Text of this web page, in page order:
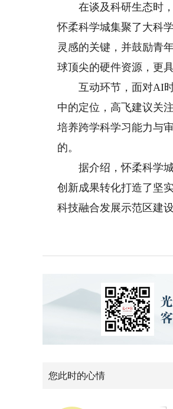
在谈及科研生态时，
怀柔科学城集聚了大科
灵感的关键，并鼓励青
球顶尖的硬件资源，更
互动环节，面对AI时
中的定位，高飞建议关
培养跨学科学习能力与
的。
据介绍，怀柔科学城
创新成果转化打造了坚
科技融合发展示范区建
您此时的心情